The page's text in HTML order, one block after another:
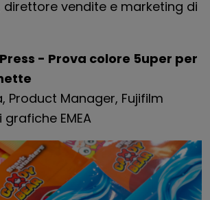
direttore vendite e marketing di
- Prova colore 5uper per
Product Manager, Fujifilm
EMEA